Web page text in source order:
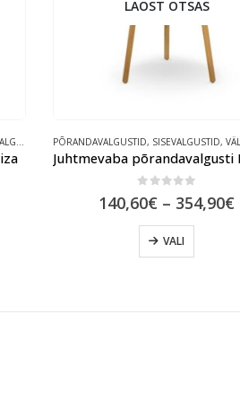
LAOST OTSAS
PÕRANDAVALGUSTID, SISEVALGUSTID,
Juhtmevaba põrandavalgusti
140,60€ – 354,90€
VALI
product